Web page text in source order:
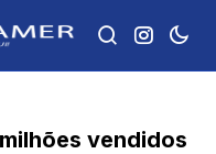
vendidos